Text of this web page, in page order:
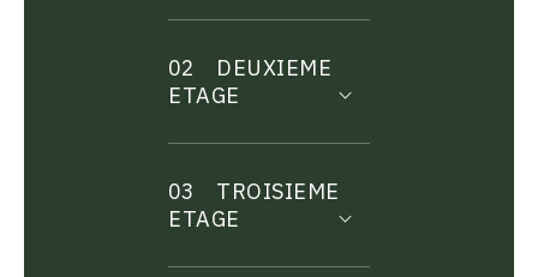
02
DEUXIEME
ETAGE
03
TROISIEME
ETAGE